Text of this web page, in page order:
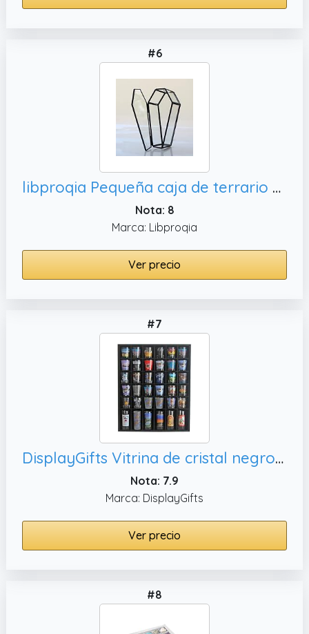
#6
libproqia Pequeña caja de terrario de cristal, decoración de mesa para
Nota: 8
Marca: Libproqia
Ver precio
#7
DisplayGifts Vitrina de cristal negro con 36 ranuras para montaje en pared, sin puerta (con 1 fila para tiradores altos)
Nota: 7.9
Marca: DisplayGifts
Ver precio
#8